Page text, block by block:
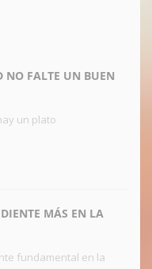
NO FALTE UN BUEN
un plato
MÁS EN LA
fundamental en la